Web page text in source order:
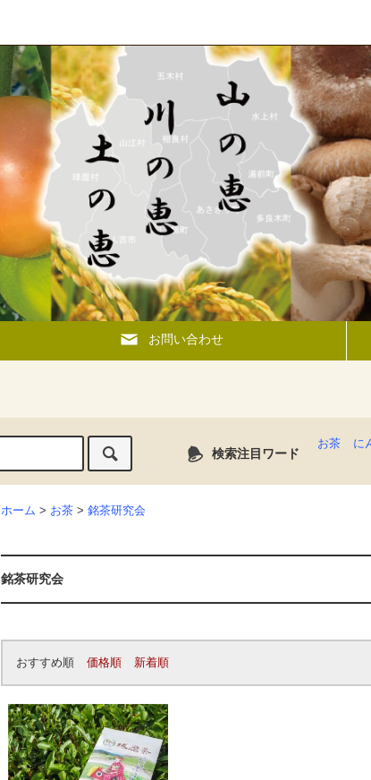
お問い合わせ
検索注目ワード
お茶 に
ホーム > お茶 > 銘茶研究会
銘茶研究会
おすすめ順 価格順 新着順